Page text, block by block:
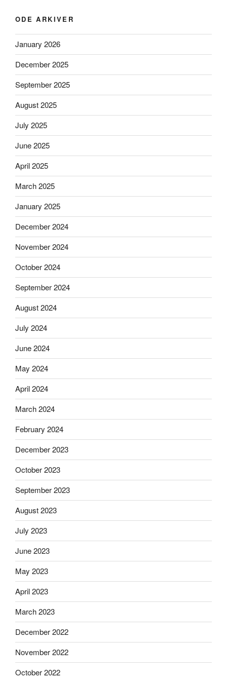
ODE ARKIVER
January 2026
December 2025
September 2025
August 2025
July 2025
June 2025
April 2025
March 2025
January 2025
December 2024
November 2024
October 2024
September 2024
August 2024
July 2024
June 2024
May 2024
April 2024
March 2024
February 2024
December 2023
October 2023
September 2023
August 2023
July 2023
June 2023
May 2023
April 2023
March 2023
December 2022
November 2022
October 2022